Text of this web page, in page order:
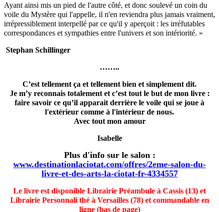
Ayant ainsi mis un pied de l'autre côté, et donc soulevé un coin du
voile du Mystère qui l'appelle, il n'en reviendra plus jamais vraiment,
irrépressiblement interpellé par ce qu'il y aperçoit : les irréfutables
correspondances et sympathies entre l'univers et son intériorité. »
Stephan Schillinger
……..
C’est tellement ça et tellement bien et simplement dit.
Je m’y reconnais totalement et c’est tout le but de mon livre :
faire savoir ce qu’il apparait derrière le voile qui se joue à
l'extérieur comme à l'intérieur de nous.
Avec tout mon amour
Isabelle
Plus d'info sur le salon :
www.destinationlaciotat.com/offres/2eme-salon-du-
livre-et-des-arts-la-ciotat-fr-4334557
Le livre est disponible Librairie Préambule à Cassis (13) et
Librairie Personnali thé à Versailles (78) et commandable en
ligne (bas de page)